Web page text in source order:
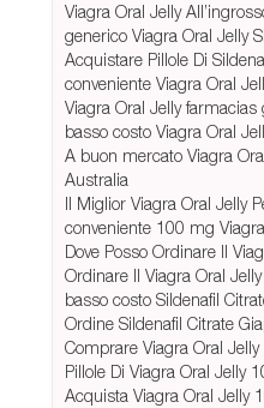
Viagra Oral Jelly
generico Viagra Oral Jelly
Acquistare Pillole Di
conveniente Viagra Oral
Viagra Oral Jelly
basso costo Viagra Oral
A buon mercato Viagra
Australia
Il Miglior Viagra Oral Jelly
conveniente 100 mg
Dove Posso Ordinare Il
Ordinare Il Viagra Oral
basso costo Sildenafil
Ordine Sildenafil Citrate
Comprare Viagra Oral
Pillole Di Viagra Oral Jelly
Acquista Viagra Oral Jelly